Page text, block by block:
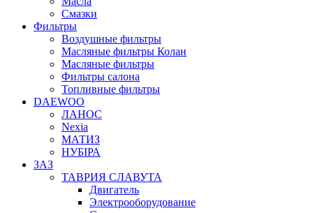
Смазки
Фильтры
Воздушные фильтры
Масляные фильтры Колан
Масляные фильтры
Фильтры салона
Топливные фильтры
DAEWOO
ЛАНОС
Nexia
МАТИЗ
НУБІРА
ЗАЗ
ТАВРИЯ СЛАВУТА
Двигатель
Электрооборудование